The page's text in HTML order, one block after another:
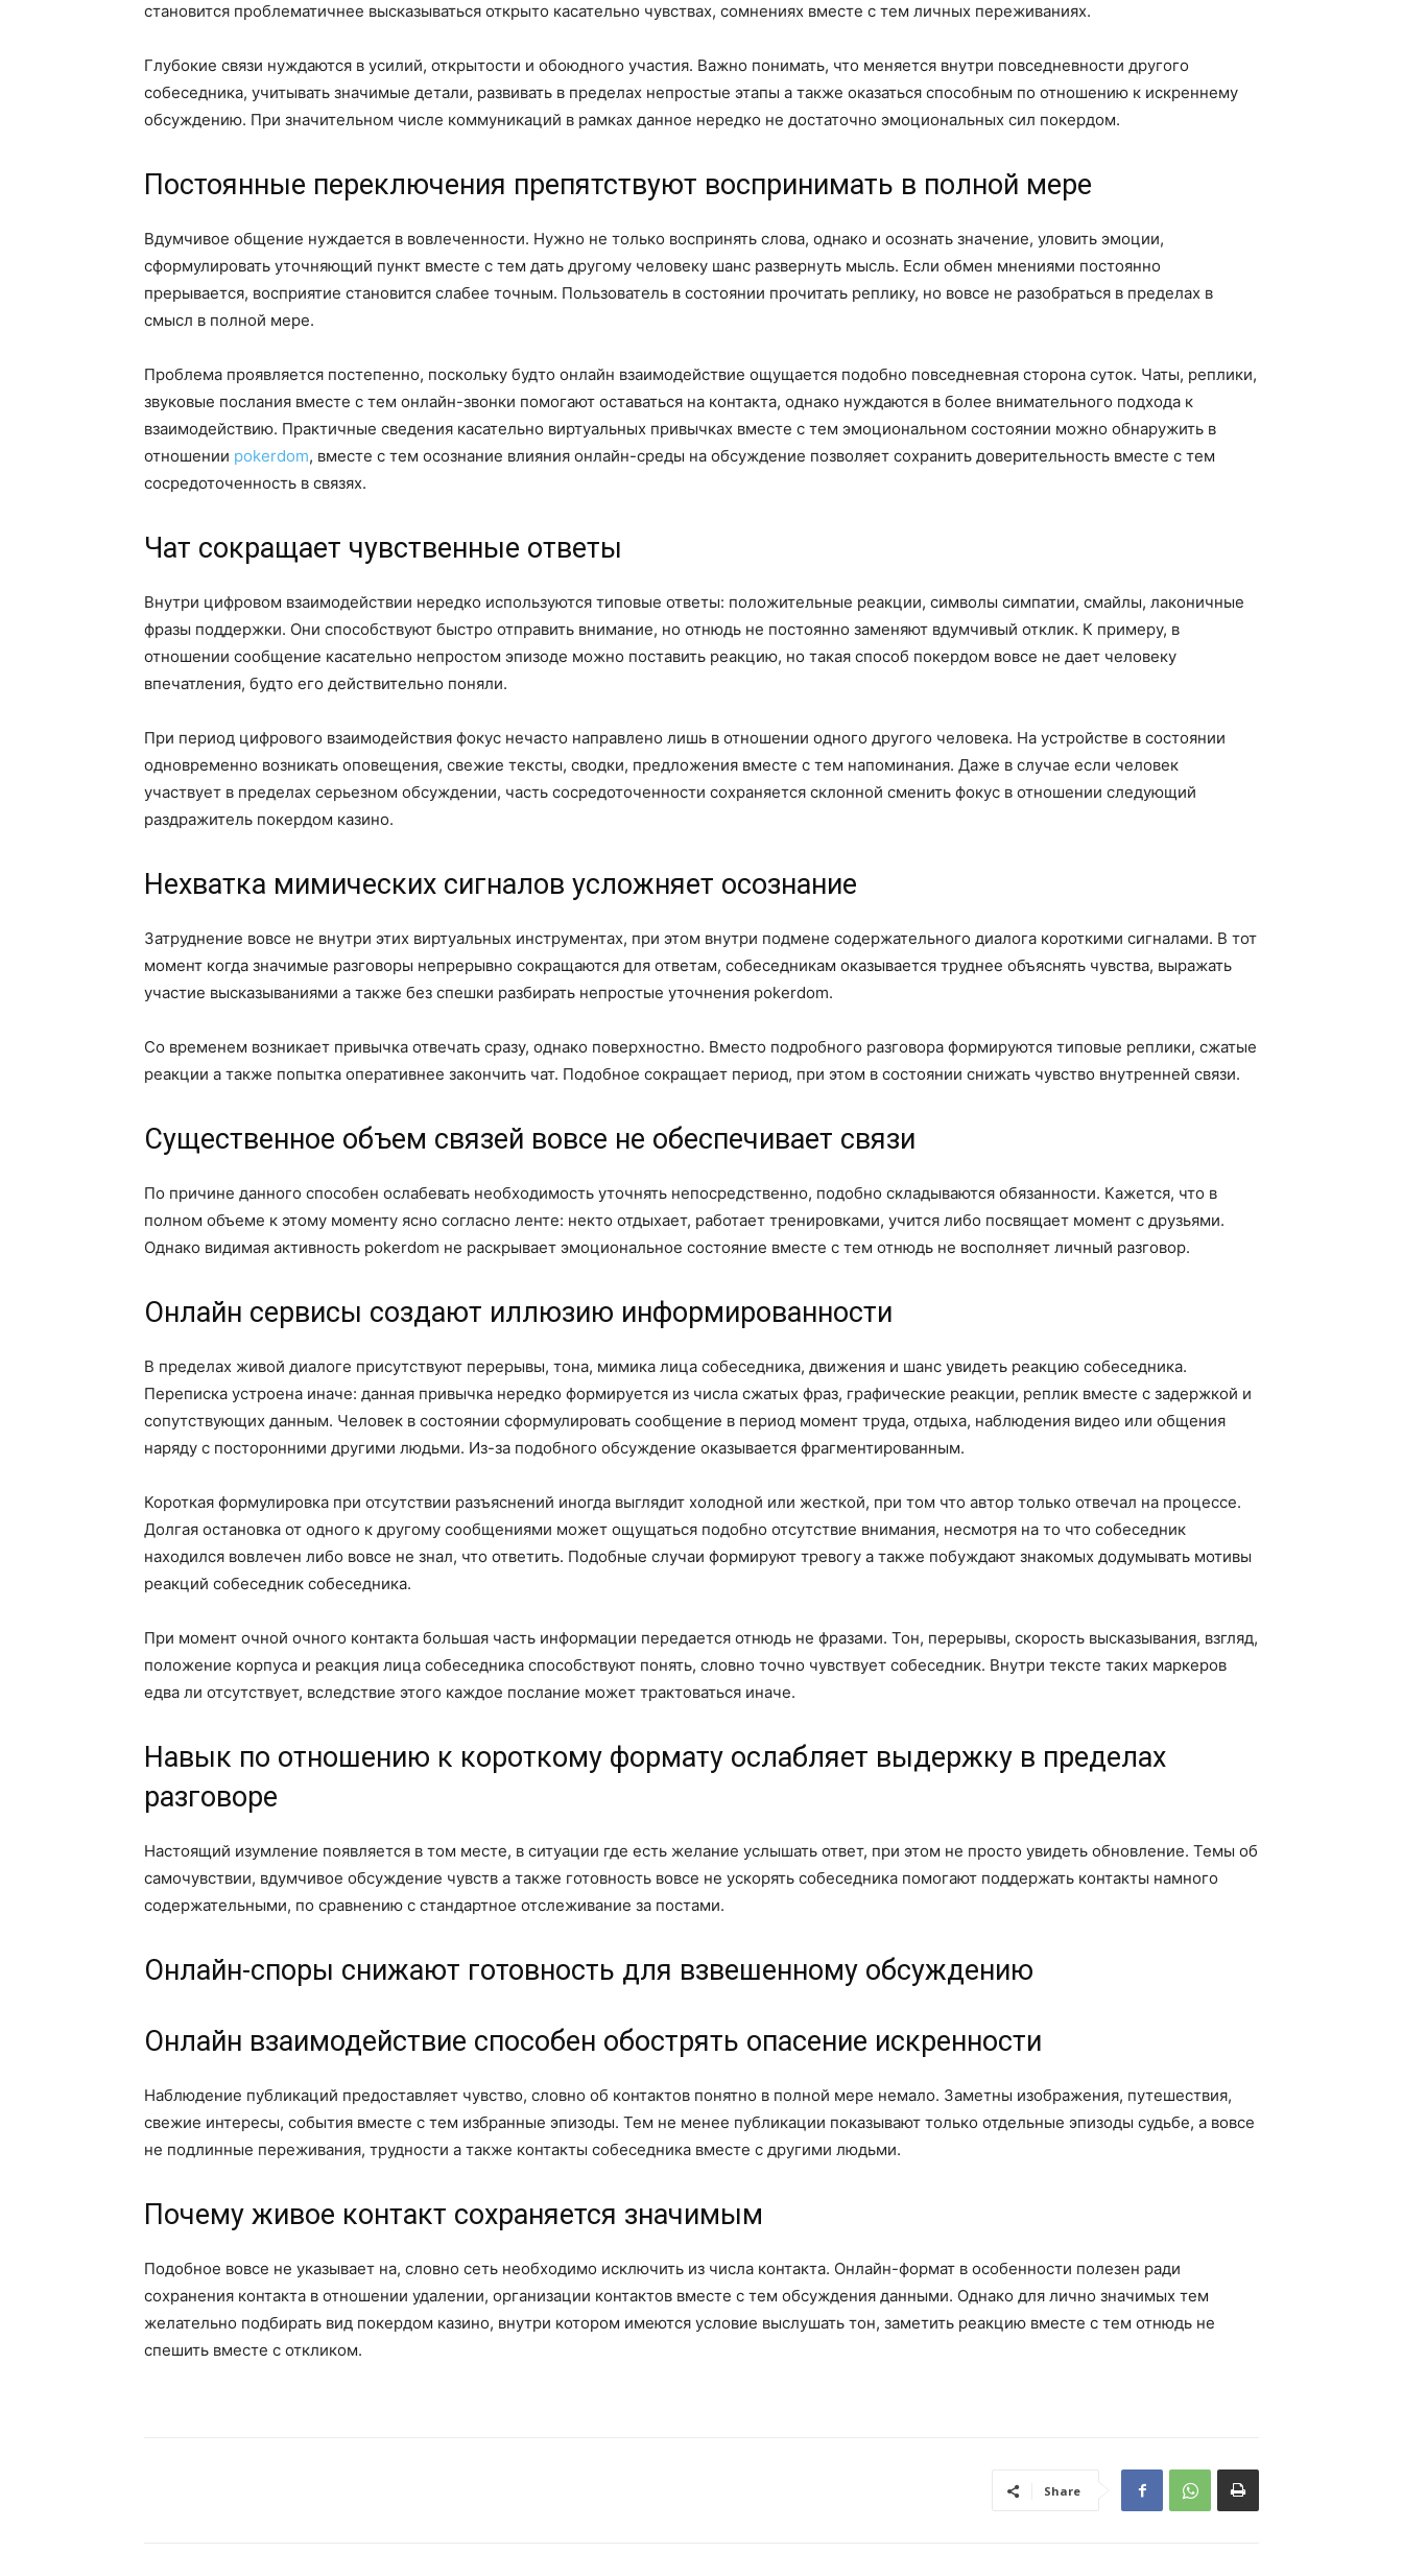
становится проблематичнее высказываться открыто касательно чувствах, сомнениях вместе с тем личных переживаниях.
Глубокие связи нуждаются в усилий, открытости и обоюдного участия. Важно понимать, что меняется внутри повседневности другого
собеседника, учитывать значимые детали, развивать в пределах непростые этапы а также оказаться способным по отношению к искреннему
обсуждению. При значительном числе коммуникаций в рамках данное нередко не достаточно эмоциональных сил покердом.
Постоянные переключения препятствуют воспринимать в полной мере
Вдумчивое общение нуждается в вовлеченности. Нужно не только воспринять слова, однако и осознать значение, уловить эмоции,
сформулировать уточняющий пункт вместе с тем дать другому человеку шанс развернуть мысль. Если обмен мнениями постоянно
прерывается, восприятие становится слабее точным. Пользователь в состоянии прочитать реплику, но вовсе не разобраться в пределах в
смысл в полной мере.
Проблема проявляется постепенно, поскольку будто онлайн взаимодействие ощущается подобно повседневная сторона суток. Чаты, реплики,
звуковые послания вместе с тем онлайн-звонки помогают оставаться на контакта, однако нуждаются в более внимательного подхода к
взаимодействию. Практичные сведения касательно виртуальных привычках вместе с тем эмоциональном состоянии можно обнаружить в
отношении pokerdom, вместе с тем осознание влияния онлайн-среды на обсуждение позволяет сохранить доверительность вместе с тем
сосредоточенность в связях.
Чат сокращает чувственные ответы
Внутри цифровом взаимодействии нередко используются типовые ответы: положительные реакции, символы симпатии, смайлы, лаконичные
фразы поддержки. Они способствуют быстро отправить внимание, но отнюдь не постоянно заменяют вдумчивый отклик. К примеру, в
отношении сообщение касательно непростом эпизоде можно поставить реакцию, но такая способ покердом вовсе не дает человеку
впечатления, будто его действительно поняли.
При период цифрового взаимодействия фокус нечасто направлено лишь в отношении одного другого человека. На устройстве в состоянии
одновременно возникать оповещения, свежие тексты, сводки, предложения вместе с тем напоминания. Даже в случае если человек
участвует в пределах серьезном обсуждении, часть сосредоточенности сохраняется склонной сменить фокус в отношении следующий
раздражитель покердом казино.
Нехватка мимических сигналов усложняет осознание
Затруднение вовсе не внутри этих виртуальных инструментах, при этом внутри подмене содержательного диалога короткими сигналами. В тот
момент когда значимые разговоры непрерывно сокращаются для ответам, собеседникам оказывается труднее объяснять чувства, выражать
участие высказываниями а также без спешки разбирать непростые уточнения pokerdom.
Со временем возникает привычка отвечать сразу, однако поверхностно. Вместо подробного разговора формируются типовые реплики, сжатые
реакции а также попытка оперативнее закончить чат. Подобное сокращает период, при этом в состоянии снижать чувство внутренней связи.
Существенное объем связей вовсе не обеспечивает связи
По причине данного способен ослабевать необходимость уточнять непосредственно, подобно складываются обязанности. Кажется, что в
полном объеме к этому моменту ясно согласно ленте: некто отдыхает, работает тренировками, учится либо посвящает момент с друзьями.
Однако видимая активность pokerdom не раскрывает эмоциональное состояние вместе с тем отнюдь не восполняет личный разговор.
Онлайн сервисы создают иллюзию информированности
В пределах живой диалоге присутствуют перерывы, тона, мимика лица собеседника, движения и шанс увидеть реакцию собеседника.
Переписка устроена иначе: данная привычка нередко формируется из числа сжатых фраз, графические реакции, реплик вместе с задержкой и
сопутствующих данным. Человек в состоянии сформулировать сообщение в период момент труда, отдыха, наблюдения видео или общения
наряду с посторонними другими людьми. Из-за подобного обсуждение оказывается фрагментированным.
Короткая формулировка при отсутствии разъяснений иногда выглядит холодной или жесткой, при том что автор только отвечал на процессе.
Долгая остановка от одного к другому сообщениями может ощущаться подобно отсутствие внимания, несмотря на то что собеседник
находился вовлечен либо вовсе не знал, что ответить. Подобные случаи формируют тревогу а также побуждают знакомых додумывать мотивы
реакций собеседник собеседника.
При момент очной очного контакта большая часть информации передается отнюдь не фразами. Тон, перерывы, скорость высказывания, взгляд,
положение корпуса и реакция лица собеседника способствуют понять, словно точно чувствует собеседник. Внутри тексте таких маркеров
едва ли отсутствует, вследствие этого каждое послание может трактоваться иначе.
Навык по отношению к короткому формату ослабляет выдержку в пределах
разговоре
Настоящий изумление появляется в том месте, в ситуации где есть желание услышать ответ, при этом не просто увидеть обновление. Темы об
самочувствии, вдумчивое обсуждение чувств а также готовность вовсе не ускорять собеседника помогают поддержать контакты намного
содержательными, по сравнению с стандартное отслеживание за постами.
Онлайн-споры снижают готовность для взвешенному обсуждению
Онлайн взаимодействие способен обострять опасение искренности
Наблюдение публикаций предоставляет чувство, словно об контактов понятно в полной мере немало. Заметны изображения, путешествия,
свежие интересы, события вместе с тем избранные эпизоды. Тем не менее публикации показывают только отдельные эпизоды судьбе, а вовсе
не подлинные переживания, трудности а также контакты собеседника вместе с другими людьми.
Почему живое контакт сохраняется значимым
Подобное вовсе не указывает на, словно сеть необходимо исключить из числа контакта. Онлайн-формат в особенности полезен ради
сохранения контакта в отношении удалении, организации контактов вместе с тем обсуждения данными. Однако для лично значимых тем
желательно подбирать вид покердом казино, внутри котором имеются условие выслушать тон, заметить реакцию вместе с тем отнюдь не
спешить вместе с откликом.
Share